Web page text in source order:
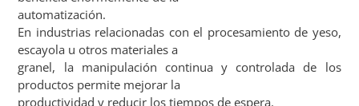
automatización.
En industrias relacionadas con el procesamiento de yeso,
escayola u otros materiales a
granel, la manipulación continua y controlada de los
productos permite mejorar la
productividad y reducir los tiempos de espera.